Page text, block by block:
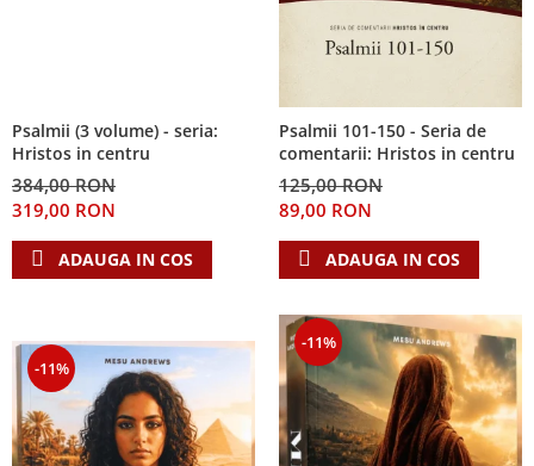
Psalmii (3 volume) - seria:
Hristos in centru
384,00 RON
319,00 RON
ADAUGA IN COS
Psalmii 101-150 - Seria de
comentarii: Hristos in centru
125,00 RON
89,00 RON
ADAUGA IN COS
-11%
-11%